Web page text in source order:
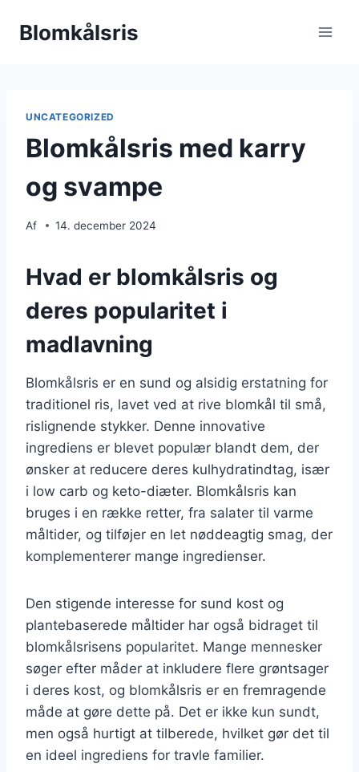
Blomkålsris
UNCATEGORIZED
Blomkålsris med karry
og svampe
Af 14. december 2024
Hvad er blomkålsris og
deres popularitet i
madlavning
Blomkålsris er en sund og alsidig erstatning for
traditionel ris, lavet ved at rive blomkål til små,
rislignende stykker. Denne innovative
ingrediens er blevet populær blandt dem, der
ønsker at reducere deres kulhydratindtag, især
i low carb og keto-diæter. Blomkålsris kan
bruges i en række retter, fra salater til varme
måltider, og tilføjer en let nøddeagtig smag, der
komplementerer mange ingredienser.
Den stigende interesse for sund kost og
plantebaserede måltider har også bidraget til
blomkålsrisens popularitet. Mange mennesker
søger efter måder at inkludere flere grøntsager
i deres kost, og blomkålsris er en fremragende
måde at gøre dette på. Det er ikke kun sundt,
men også hurtigt at tilberede, hvilket gør det til
en ideel ingrediens for travle familier.